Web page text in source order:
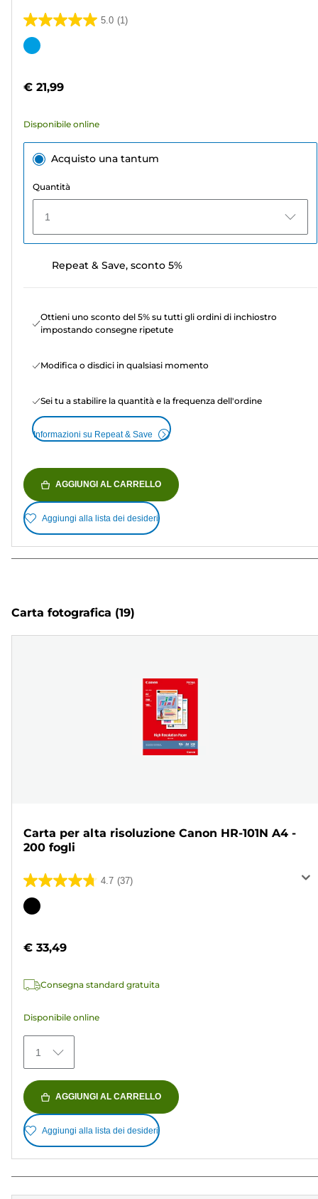
5.0 (1)
5.0
su
Cartuccia
€ 21,99
Disponibile online
Acquisto una tantum
Quantità
1
Repeat & Save, sconto 5%
Ottieni uno sconto del 5% su tutti gli ordini di inchiostro
impostando consegne ripetute
Modifica o disdici in qualsiasi momento
Sei tu a stabilire la quantità e la frequenza dell'ordine
Informazioni su Repeat & Save
AGGIUNGI AL CARRELLO
Aggiungi alla lista dei desideri
Carta fotografica (19)
Carta per alta risoluzione Canon HR-101N A4 -
200 fogli
4.7 (37)
4.7
su
37
Cartuccia
€ 33,49
Consegna standard gratuita
Disponibile online
1
AGGIUNGI AL CARRELLO
Aggiungi alla lista dei desideri